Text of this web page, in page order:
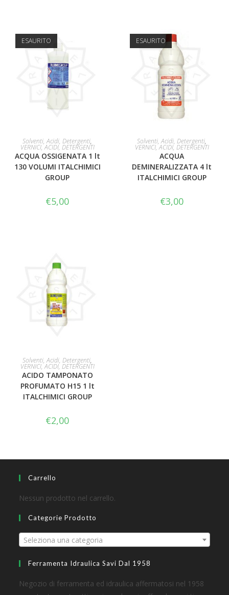
ESAURITO
LEGGI TUTTO
Solventi, Acidi, Detergenti,
VERNICI, ACIDI, DETERGENTI
ACQUA OSSIGENATA 1 lt
130 VOLUMI ITALCHIMICI
GROUP
€5,00
ESAURITO
LEGGI TUTTO
Solventi, Acidi, Detergenti,
VERNICI, ACIDI, DETERGENTI
ACQUA
DEMINERALIZZATA 4 lt
ITALCHIMICI GROUP
€3,00
AGGIUNGI AL CARRELLO
Solventi, Acidi, Detergenti,
VERNICI, ACIDI, DETERGENTI
ACIDO TAMPONATO
PROFUMATO H15 1 lt
ITALCHIMICI GROUP
€2,00
Carrello
Nessun prodotto nel carrello.
Categorie Prodotto
Seleziona una categoria
Ferramenta Idraulica Savi Dal 1958
Negozio di ferramenta ed idraulica affermatosi nel 1958